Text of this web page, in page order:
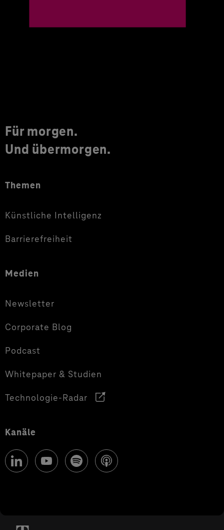
Für morgen.
Und übermorgen.
Themen
Künstliche Intelligenz
Barrierefreiheit
Medien
Newsletter
Corporate Blog
Podcast
Whitepaper & Studien
Technologie-Radar
Kanäle